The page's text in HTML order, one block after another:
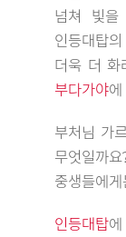
넘쳐 빛
인등대탑
더욱 더 화
부다가야
부처님 가
무엇일까
중생들에
인등대탑